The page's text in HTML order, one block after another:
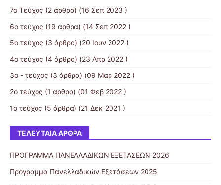
7ο Τεύχος (2 άρθρα) (16 Σεπ 2023 )
6ο τεύχος (19 άρθρα) (14 Σεπ 2022 )
5ο τεύχος (3 άρθρα) (20 Ιουν 2022 )
4ο τεύχος (4 άρθρα) (23 Απρ 2022 )
3ο - τεύχος (3 άρθρα) (09 Μαρ 2022 )
2ο τεύχος (1 άρθρα) (01 Φεβ 2022 )
1ο τεύχος (5 άρθρα) (21 Δεκ 2021 )
ΤΕΛΕΥΤΑΊΑ ΆΡΘΡΑ
ΠΡΟΓΡΑΜΜΑ ΠΑΝΕΛΛΑΔΙΚΩΝ ΕΞΕΤΑΣΕΩΝ 2026
Πρόγραμμα Πανελλαδικών Εξετάσεων 2025